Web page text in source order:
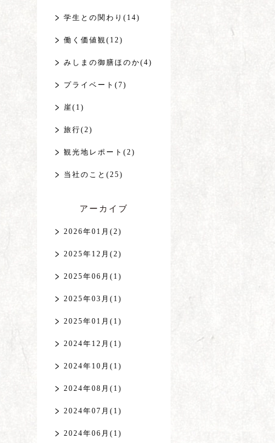
学生との関わり(14)
働く価値観(12)
みしまの御膳ほのか(4)
プライベート(7)
崖(1)
旅行(2)
観光地レポート(2)
当社のこと(25)
アーカイブ
2026年01月(2)
2025年12月(2)
2025年06月(1)
2025年03月(1)
2025年01月(1)
2024年12月(1)
2024年10月(1)
2024年08月(1)
2024年07月(1)
2024年06月(1)